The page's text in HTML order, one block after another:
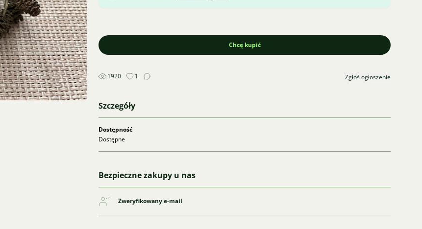
Chcę kupić
1920 1 Zgłoś ogłoszenie
Szczegóły
Dostępność
Dostępne
Bezpieczne zakupy u nas
Zweryfikowany e-mail